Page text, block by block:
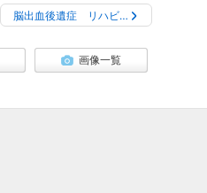
脳出血後遺症 リハビ…
画像一覧